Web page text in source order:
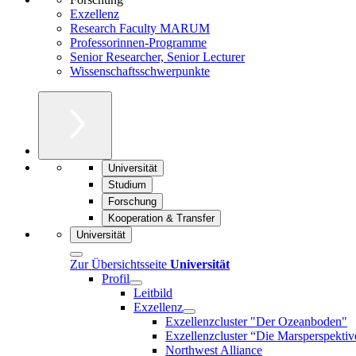
Exzellenz
Research Faculty MARUM
Professorinnen-Programme
Senior Researcher, Senior Lecturer
Wissenschaftsschwerpunkte
Universität
Studium
Forschung
Kooperation & Transfer
Universität
Zur Übersichtsseite Universität
Profil
Leitbild
Exzellenz
Exzellenzcluster "Der Ozeanboden"
Exzellenzcluster “Die
Northwest Alliance